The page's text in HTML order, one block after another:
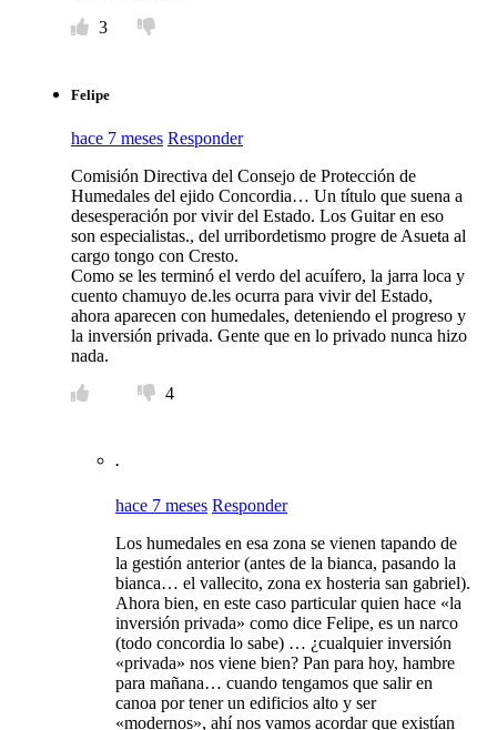
3
Felipe
hace 7 meses Responder
Comisión Directiva del Consejo de Protección de
Humedales del ejido Concordia… Un título que suena a
desesperación por vivir del Estado. Los Guitar en eso
son especialistas., del urribordetismo progre de Asueta al
cargo tongo con Cresto.
Como se les terminó el verdo del acuífero, la jarra loca y
cuento chamuyo de.les ocurra para vivir del Estado,
ahora aparecen con humedales, deteniendo el progreso y
la inversión privada. Gente que en lo privado nunca hizo
nada.
4
.
hace 7 meses Responder
Los humedales en esa zona se vienen tapando de
la gestión anterior (antes de la bianca, pasando la
bianca… el vallecito, zona ex hosteria san gabriel).
Ahora bien, en este caso particular quien hace «la
inversión privada» como dice Felipe, es un narco
(todo concordia lo sabe) … ¿cualquier inversión
«privada» nos viene bien? Pan para hoy, hambre
para mañana… cuando tengamos que salir en
canoa por tener un edificios alto y ser
«modernos», ahí nos vamos acordar que existían